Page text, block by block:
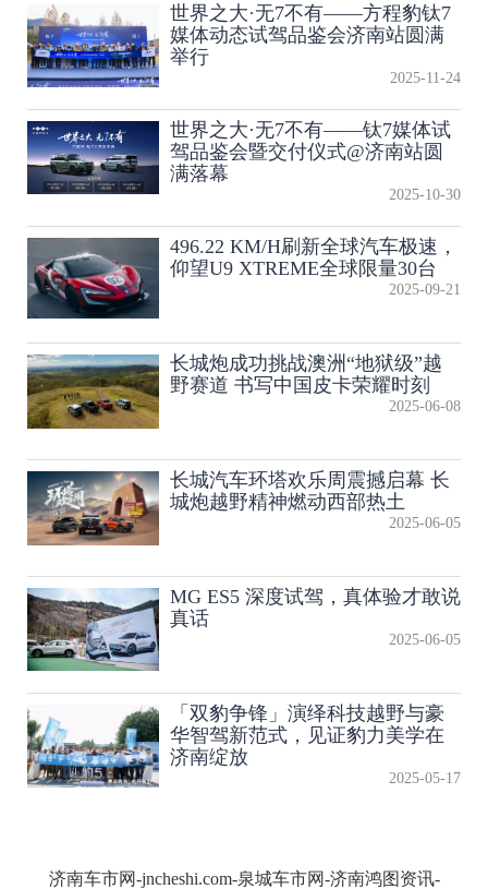
世界之大·无7不有——方程豹钛7
媒体动态试驾品鉴会济南站圆满
举行
2025-11-24
世界之大·无7不有——钛7媒体试
驾品鉴会暨交付仪式@济南站圆
满落幕
2025-10-30
496.22 KM/H刷新全球汽车极速，
仰望U9 XTREME全球限量30台
2025-09-21
长城炮成功挑战澳洲“地狱级”越
野赛道 书写中国皮卡荣耀时刻
2025-06-08
长城汽车环塔欢乐周震撼启幕 长
城炮越野精神燃动西部热土
2025-06-05
MG ES5 深度试驾，真体验才敢说
真话
2025-06-05
「双豹争锋」演绎科技越野与豪
华智驾新范式，见证豹力美学在
济南绽放
2025-05-17
济南车市网-jncheshi.com-泉城车市网-济南鸿图资讯-